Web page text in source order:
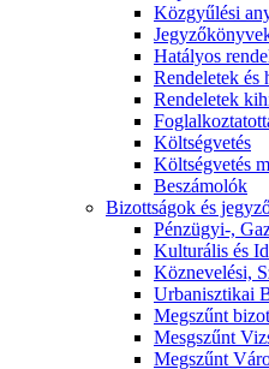
Közgyűlési
Hatályos
Rendeletek és
Rendeletek
Költségvetés
Költségvetés
Beszámolók
Bizottságok és
Pénzügyi-,
Kulturális és
Köznevelési,
Urbanisztikai
Megszűnt
Mesgszűnt
Megszűnt